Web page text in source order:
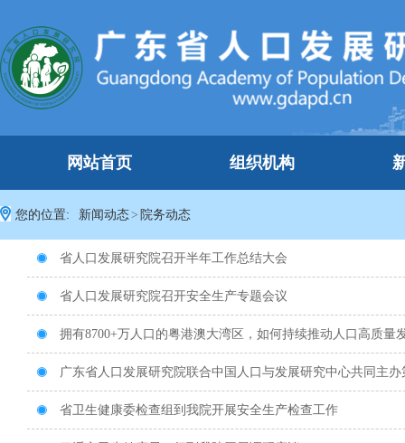
网站首页 组织机构
您的位置: 新闻动态> 院务动态
 省人口发展研究院召开半年工作总结大会
 省人口发展研究院召开安全生产专题会议
 拥有8700+万人口的粤港澳大湾区，如何持续推动人口高质量
 广东省人口发展研究院联合中国人口与发展研究中心共同主
 省卫生健康委检查组到我院开展安全生产检查工作